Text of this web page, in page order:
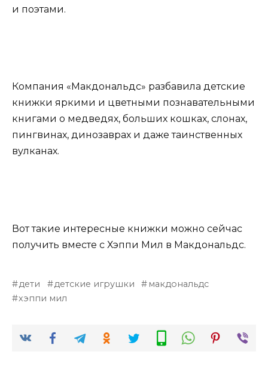
и поэтами.
Компания «Макдональдс» разбавила детские
книжки яркими и цветными познавательными
книгами о медведях, больших кошках, слонах,
пингвинах, динозаврах и даже таинственных
вулканах.
Вот такие интересные книжки можно сейчас
получить вместе с Хэппи Мил в Макдональдс.
дети детские игрушки
макдональдс
хэппи мил